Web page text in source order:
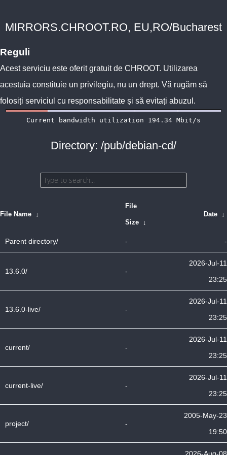
MIRRORS.CHROOT.RO, EU,RO/Bucharest
Reguli
Acest serviciu este oferit gratuit de CHROOT. Utilizarea
acestuia constituie un privilegiu, nu un drept. Vă rugăm să
folosiți serviciul cu responsabilitate și să evitați abuzul.
Directory: /pub/debian-cd/
File Name ↓
File
Size ↓
Date ↓
Parent directory/ - -
13.6.0/ -
2026-Jul-11
23:25
13.6.0-live/ -
2026-Jul-11
23:25
current/ -
2026-Jul-11
23:25
current-live/ -
2026-Jul-11
23:25
project/ -
2005-May-23
19:50